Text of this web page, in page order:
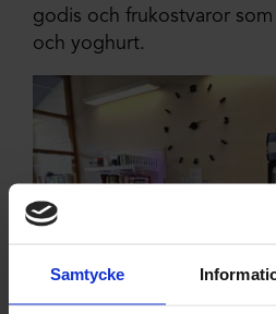
Samtycke
godis och frukostvaror
och yoghurt.